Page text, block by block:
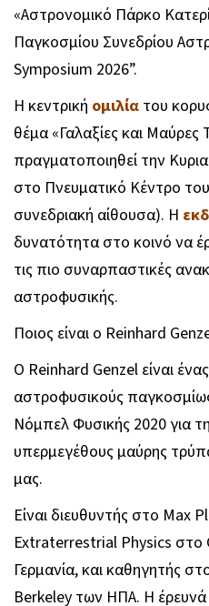
«Αστρονομικό Πάρκο
Παγκοσμίου Συνεδρίου
Symposium 2026”.
Η κεντρική ομιλία του
θέμα «Γαλαξίες και Μαύρες
πραγματοποιηθεί την
στο Πνευματικό Κέντρο
συνεδριακή αίθουσα). Η
δυνατότητα στο κοινό να
τις πιο συναρπαστικές
αστροφυσικής.
Ποιος είναι ο Reinhard
Ο Reinhard Genzel είναι
αστροφυσικούς
Νόμπελ Φυσικής 2020 για
υπερμεγέθους μαύρης
μας.
Είναι διευθυντής στο Max
Extraterrestrial Physics
Γερμανία, και καθηγητής
Berkeley των ΗΠΑ. Η έρευνά